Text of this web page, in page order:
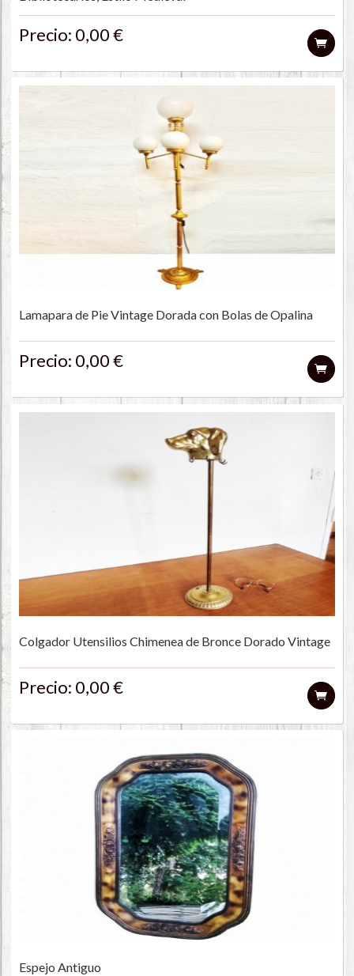
Precio: 0,00 €
Lamapara de Pie Vintage Dorada con Bolas de Opalina
Precio: 0,00 €
Colgador Utensilios Chimenea de Bronce Dorado Vintage
Precio: 0,00 €
Espejo Antiguo